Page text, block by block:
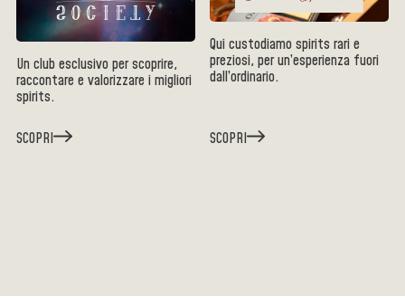
Un club esclusivo per scoprire,
raccontare e valorizzare i migliori
spirits.
SCOPRI
Qui custodiamo spirits rari e
preziosi, per un’esperienza fuori
dall’ordinario.
SCOPRI